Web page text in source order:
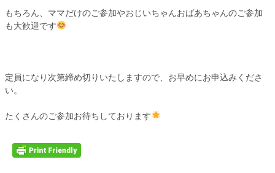
もちろん、ママだけのご参加やおじいちゃんおばあちゃんのご参加
も大歓迎です
定員になり次第締め切りいたしますので、お早めにお申込みくださ
い。
たくさんのご参加お待ちしております